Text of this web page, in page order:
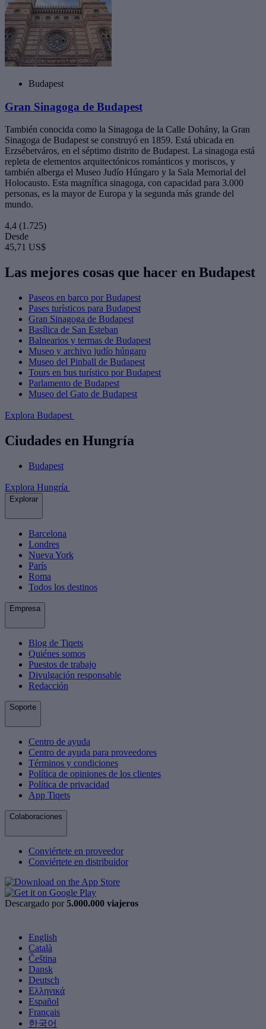
Budapest
Gran Sinagoga de Budapest
También conocida como la Sinagoga de la Calle Dohány, la Gran
Sinagoga de Budapest se construyó en 1859. Está ubicada en
Erzsébetváros, en el séptimo distrito de Budapest. La sinagoga está
repleta de elementos arquitectónicos románticos y moriscos, y
también alberga el Museo Judío Húngaro y la Sala Memorial del
Holocausto. Esta magnífica sinagoga, con capacidad para 3.000
personas, es la mayor de Europa y la segunda más grande del
mundo.
4,4 (1.725)
Desde
45,71 US$
Las mejores cosas que hacer en Budapest
Paseos en barco por Budapest
Pases turísticos para Budapest
Gran Sinagoga de Budapest
Basílica de San Esteban
Balnearios y termas de Budapest
Museo y archivo judío húngaro
Museo del Pinball de Budapest
Tours en bus turístico por Budapest
Parlamento de Budapest
Museo del Gato de Budapest
Explora Budapest
Ciudades en Hungría
Budapest
Explora Hungría
Explorar
Barcelona
Londres
Nueva York
París
Roma
Todos los destinos
Empresa
Blog de Tiqets
Quiénes somos
Puestos de trabajo
Divulgación responsable
Redacción
Soporte
Centro de ayuda
Centro de ayuda para proveedores
Términos y condiciones
Política de opiniones de los clientes
Política de privacidad
App Tiqets
Colaboraciones
Conviértete en proveedor
Conviértete en distribuidor
Descargado por 5.000.000 viajeros
English
Català
Čeština
Dansk
Deutsch
Ελληνικά
Español
Français
한국어